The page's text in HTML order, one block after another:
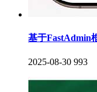
基于FastAdmin
2025-08-30 993